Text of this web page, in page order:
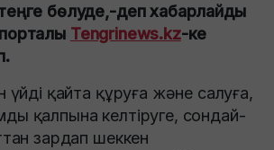
бөлуде,-деп хабарлайды
порталы Tengrinews.kz-ке
үйді қайта құруға және салуға,
қалпына келтіруге, сондай-
зардап шеккен